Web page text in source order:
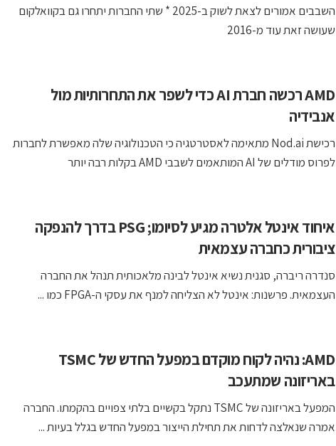
השבבים אמורים לצאת לשוק ב-2025 * שתי החברות יתחרו גם בקוואלקום
שעושה זאת עוד מ-2016
AMD רכשה חברת AI כדי לשפר את התחרותיות מול
אנבידיה
רכישת Nod.ai מתאימה לאסטרטגיה כי הטכנולוגיה שלה מאפשרת לחברות
לפרוס מודלים של AI המותאמים לשבבי AMD בקלות רבה יותר
איחוד אינטל אלטרה מגיע לסיומו; PSG בדרך להנפקה
ציבורית כחברה עצמאית
סנדרה ריברה, סגנית נשיא אינטל לבינה מלאכותית תנהל את החברה
העצמאית. פרשנות: אינטל לא הצליחה למנף את עסקי ה-FPGA כמו ...
AMD: נהיה לקוח מוקדם במפעל החדש של TSMC
באריזונה שמתעכב
המפעל באריזונה של TSMC נתקל בקשיים בלתי צפויים בהקמתו. החברה
אמרה שנאלצה לדחות את תחילת הייצור במפעל החדש בגלל בעיות ...